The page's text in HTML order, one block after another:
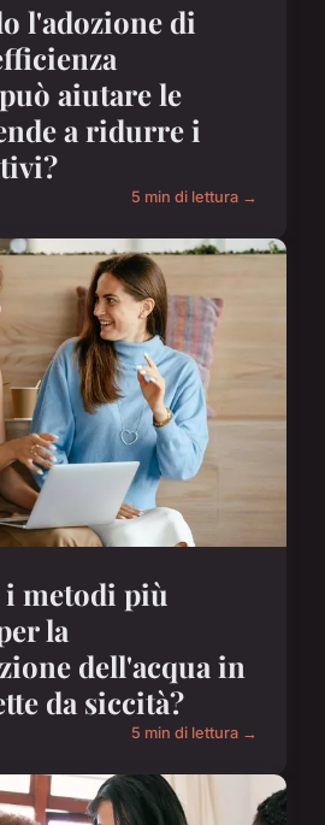
l'adozione di
aiutare le
a ridurre i
5 min di lettura →
metodi più
la
dell'acqua in
da siccità?
5 min di lettura →